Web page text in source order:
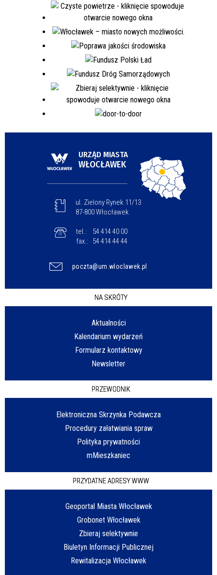
URZĄD MIASTA
WŁOCŁAWEK
ul. Zielony Rynek 11/13
87-800 Włocławek
tel.:
54 414 40 00
fax.:
54 414 44 44
poczta@um.wloclawek.pl
NA SKRÓTY
Aktualności
Kalendarium wydarzeń
Formularz kontaktowy
Newsletter
PRZEWODNIK
Elektroniczna Skrzynka Podawcza
Procedury załatwiania spraw
Polityka prywatności
mMieszkaniec
PRZYDATNE ADRESY WWW
Geoportal Miasta Włocławek
Grobonet Włocławek
Zbieraj selektywnie
Biuletyn Informacji Publicznej
Rewitalizacja Włocławek